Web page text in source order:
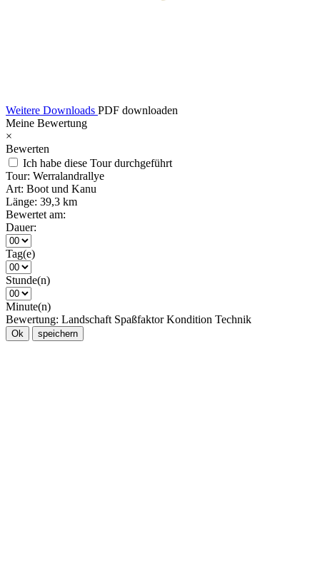
Weitere Downloads PDF downloaden
Meine Bewertung
×
Bewerten
Ich habe diese Tour durchgeführt
Tour: Werralandrallye
Art: Boot und Kanu
Länge: 39,3 km
Bewertet am:
Dauer:
Tag(e)
Stunde(n)
Minute(n)
Bewertung: Landschaft Spaßfaktor Kondition Technik
Ok speichern